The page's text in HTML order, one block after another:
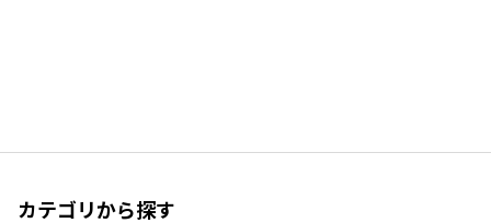
カテゴリから探す